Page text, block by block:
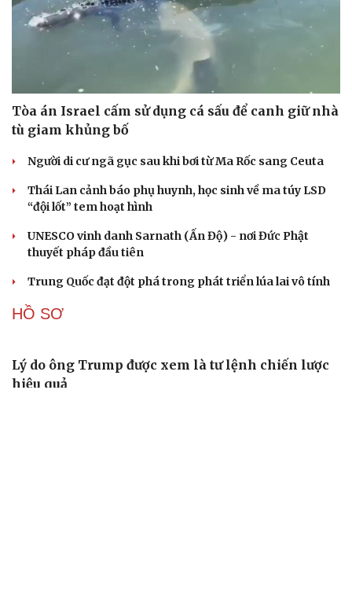
Xung đột Mỹ - Iran tạo hiệu ứng domino, Ukraine
chịu ảnh hưởng
ASEAN 59 năm thành lập: Khẳng định bản lĩnh và giá trị
Khủng hoảng tên lửa Patriot đẩy NATO vào thế lưỡng
nan chiến lược
Quốc và Nga
CUỘC SỐNG ĐÓ ĐÂY